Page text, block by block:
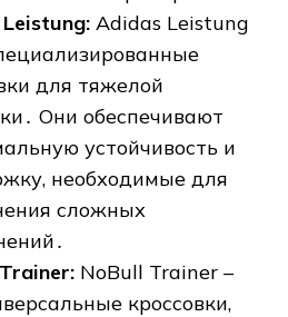
Adidas Leistung
для тяжелой
Они обеспечивают
устойчивость и
необходимые для
сложных
NoBull Trainer –
кроссовки,